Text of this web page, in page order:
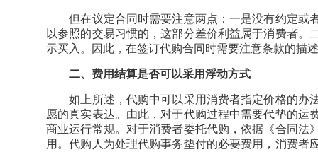
但在议定合同时需要注意两点：一是没有约定或
以参照的交易习惯的，这部分差价利益属于消费者
示买入。因此，在签订代购合同时需要注意条款的描
二、费用结算是否可以采用浮动方式
如上所述，代购中可以采用消费者指定价格的办
愿的真实表达。由此，对于代购过程中需要代垫的
商业运行常规。对于消费者委托代购，依据《合同法
用。代购人为处理代购事务垫付的必要费用，消费